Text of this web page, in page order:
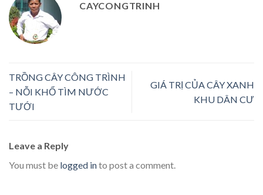
CAYCONGTRINH
TRỒNG CÂY CÔNG TRÌNH
– NỖI KHỔ TÌM NƯỚC
TƯỚI
GIÁ TRỊ CỦA CÂY XANH
KHU DÂN CƯ
Leave a Reply
You must be logged into post a comment.